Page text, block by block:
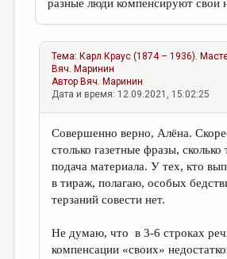
разные люди компенсируют свои
Тема: Карл Краус (1874 – 1936).
Вяч. Маринин
Автор Вяч. Маринин
Дата и время: 12.09.2021, 15:02:25
Совершенно верно, Алёна.
столько газетные фразы, сколько
подача материала. У тех, кто
в тираж, полагаю, особых
терзаний совести нет.
Не думаю, что в 3-6 строках
компенсации «своих»